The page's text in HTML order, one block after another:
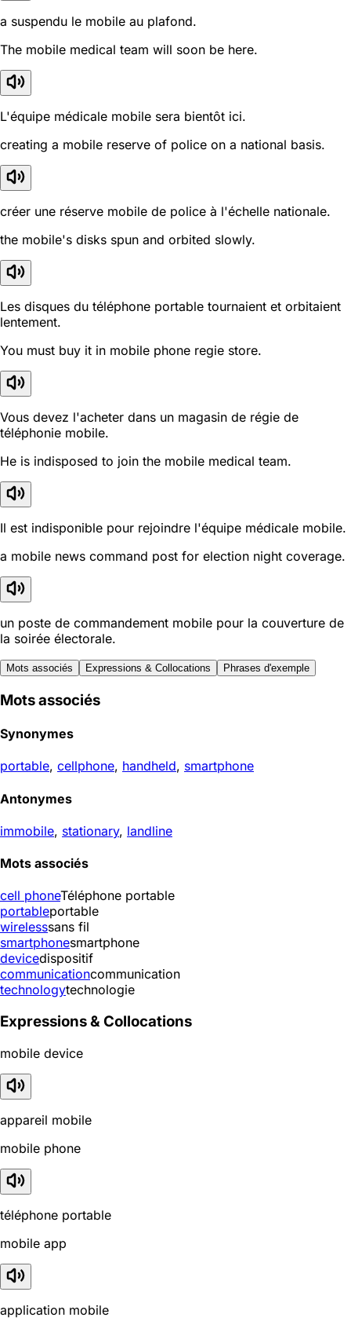
a suspendu le mobile au plafond.
The mobile medical team will soon be here.
L'équipe médicale mobile sera bientôt ici.
creating a mobile reserve of police on a national basis.
créer une réserve mobile de police à l'échelle nationale.
the mobile's disks spun and orbited slowly.
Les disques du téléphone portable tournaient et orbitaient
lentement.
You must buy it in mobile phone regie store.
Vous devez l'acheter dans un magasin de régie de
téléphonie mobile.
He is indisposed to join the mobile medical team.
Il est indisponible pour rejoindre l'équipe médicale mobile.
a mobile news command post for election night coverage.
un poste de commandement mobile pour la couverture de
la soirée électorale.
Mots associés Expressions & Collocations Phrases d'exemple
Mots associés
Synonymes
portable, cellphone, handheld, smartphone
Antonymes
immobile, stationary, landline
Mots associés
cell phoneTéléphone portable
portableportable
wirelesssans fil
smartphonesmartphone
devicedispositif
communicationcommunication
technologytechnologie
Expressions & Collocations
mobile device
appareil mobile
mobile phone
téléphone portable
mobile app
application mobile